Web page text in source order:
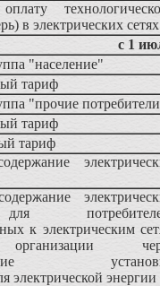
в электрических сетях
с 1
"население"
тариф
"прочие
тариф
тариф
к электрическим
электрической энергии